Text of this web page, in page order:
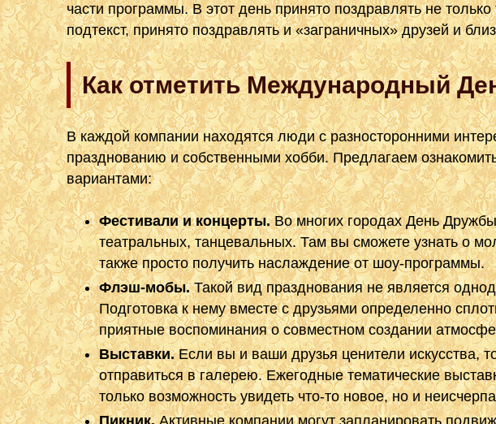
части программы. В этот день принято поздравлять не
подтекст, принято поздравлять и «заграничных» друзей и
Как отметить Международный
В каждой компании находятся люди с разносторонними
празднованию и собственными хобби. Предлагаем
вариантами:
Фестивали и концерты.Во многих городах День
театральных, танцевальных. Там вы сможете узнать о
также просто получить наслаждение от шоу-программы.
Флэш-мобы.Такой вид празднования не является
Подготовка к нему вместе с друзьями определенно
приятные воспоминания о совместном создании
Выставки.Если вы и ваши друзья ценители искусства,
отправиться в галерею. Ежегодные тематические
только возможность увидеть что-то новое, но и
Пикник.Активные компании могут запланировать